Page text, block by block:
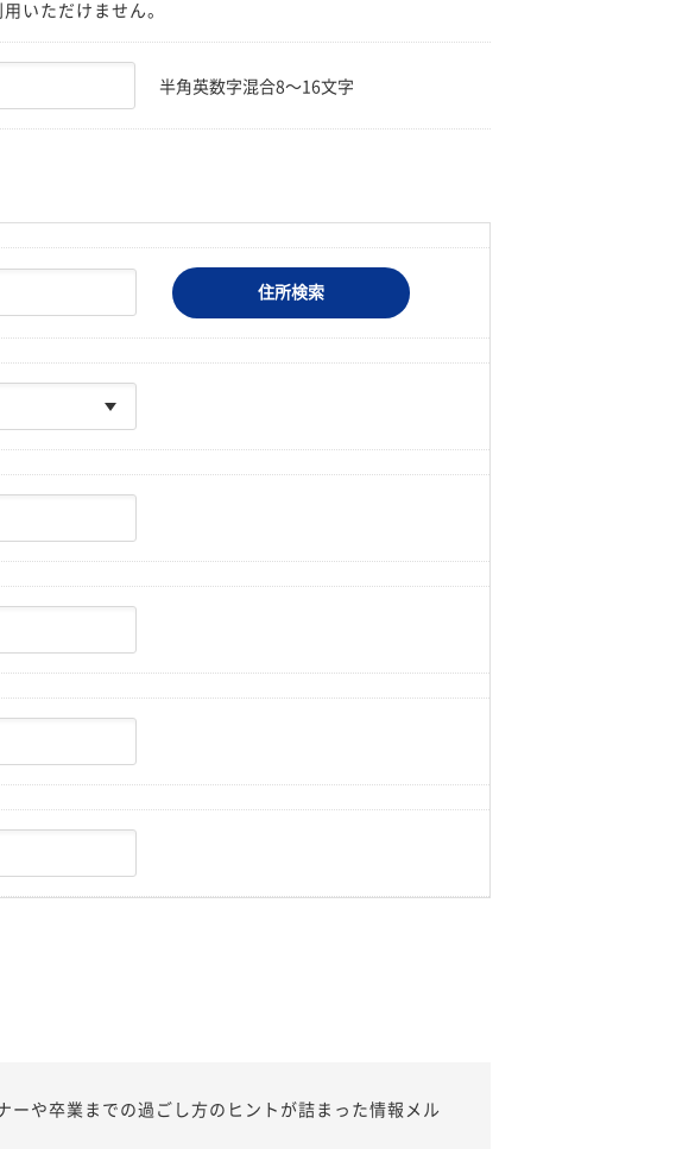
いただけません。
半角英数字混合8〜16文字
住所検索
ーや卒業までの過ごし方のヒントが詰まった情報メル